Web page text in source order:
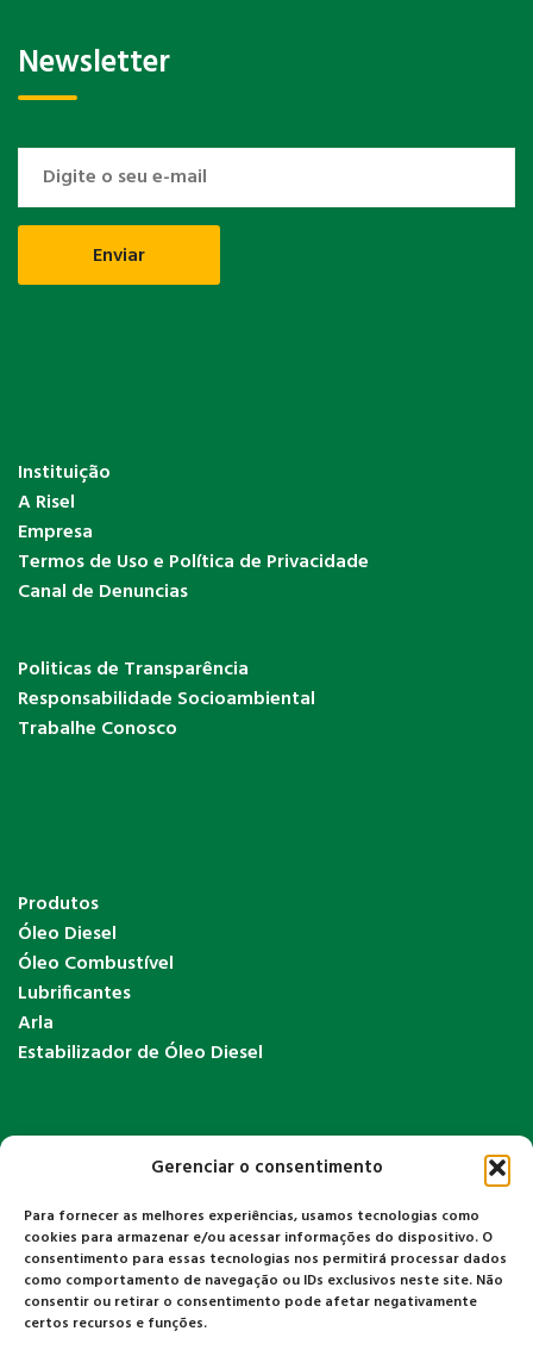
Gerenciar o consentimento
Para fornecer as melhores experiências, usamos tecnologias como
cookies para armazenar e/ou acessar informações do dispositivo. O
consentimento para essas tecnologias nos permitirá processar dados
como comportamento de navegação ou IDs exclusivos neste site. Não
consentir ou retirar o consentimento pode afetar negativamente
certos recursos e funções.
Newsletter
Instituição
A Risel
Empresa
Termos de Uso e Política de Privacidade
Canal de Denuncias
Politicas de Transparência
Responsabilidade Socioambiental
Trabalhe Conosco
Produtos
Óleo Diesel
Óleo Combustível
Lubrificantes
Arla
Estabilizador de Óleo Diesel
Exigências do TRR
ANTT
ANP
CETESB